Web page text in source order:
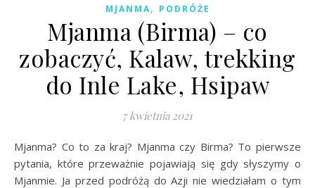
MJANMA, PODRÓŻE
Mjanma (Birma) – co
zobaczyć, Kalaw, trekking
do Inle Lake, Hsipaw
7 kwietnia 2021
Mjanma? Co to za kraj? Mjanma czy Birma? To pierwsze
pytania, które przeważnie pojawiają się gdy słyszymy o
Mjanmie. Ja przed podróżą do Azji nie wiedziałam o tym